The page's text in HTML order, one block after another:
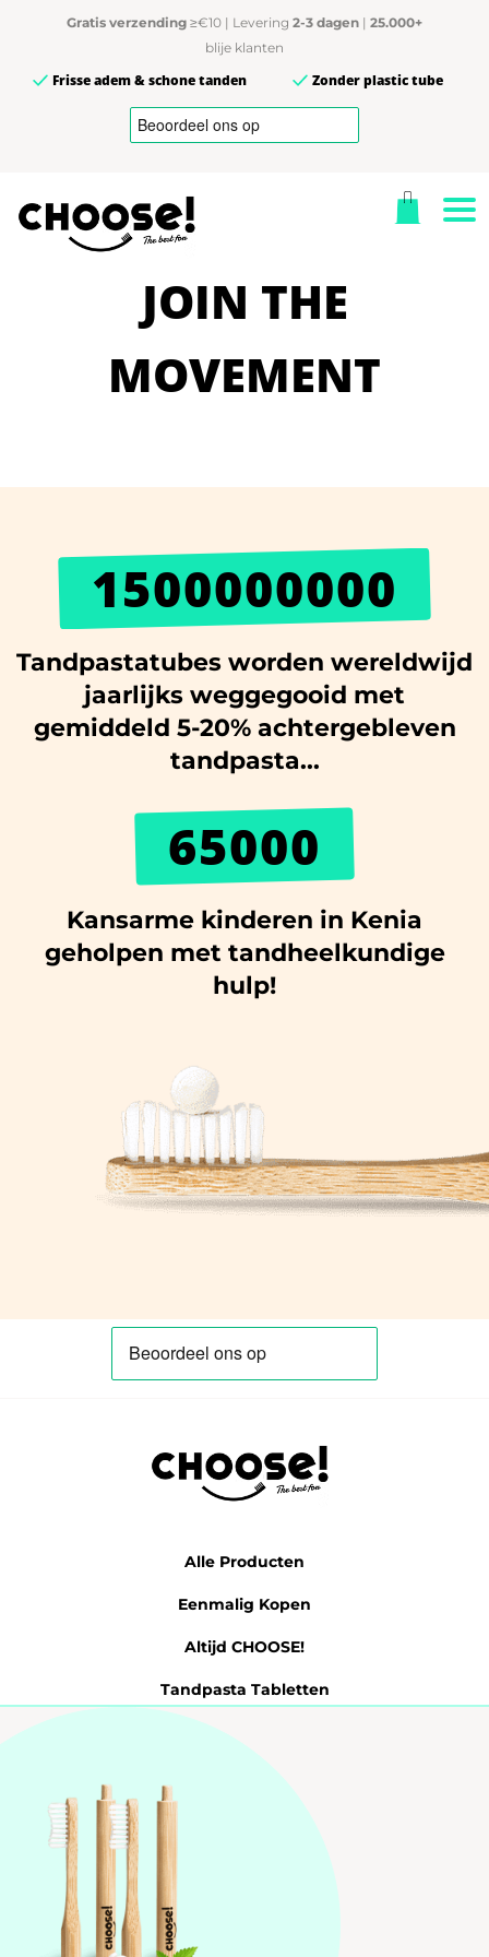
Gratis verzending ≥€10 | Levering 2-3 dagen | 25.000+
blije klanten
Frisse adem & schone tanden Zonder plastic tube
JOIN THE
MOVEMENT
1500000000
Tandpastatubes worden wereldwijd
jaarlijks weggegooid met
gemiddeld 5-20% achtergebleven
tandpasta...
65000
Kansarme kinderen in Kenia
geholpen met tandheelkundige
hulp!
Alle Producten
Eenmalig Kopen
Altijd CHOOSE!
Tandpasta Tabletten
Probeer 7 Dagen
Mijn account
Zakelijk Aanbod (B2B)
+31 85 00 03 829